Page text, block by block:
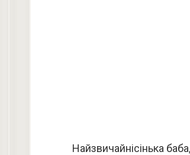
Найзвичайнісінька